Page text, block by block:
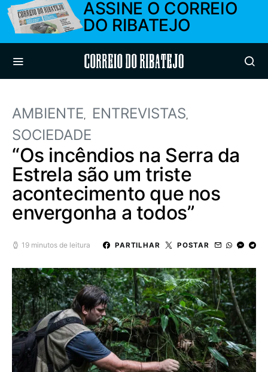
ASSINE O CORREIO
DO RIBATEJO
Correio do Ribatejo
AMBIENTE ENTREVISTAS
SOCIEDADE
“Os incêndios na Serra da
Estrela são um triste
acontecimento que nos
envergonha a todos”
19 minutos de leitura PARTILHAR POSTAR